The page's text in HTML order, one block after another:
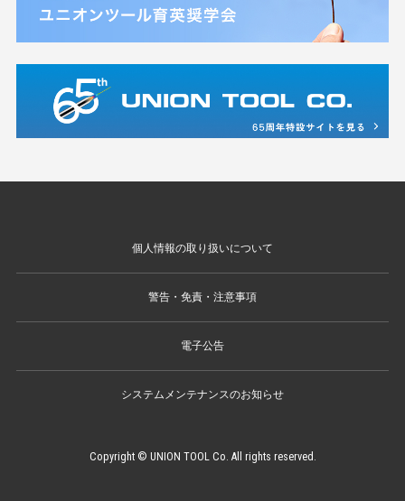
個人情報の取り扱いについて
警告・免責・注意事項
電子公告
システムメンテナンスのお知らせ
Copyright © UNION TOOL Co. All rights reserved.